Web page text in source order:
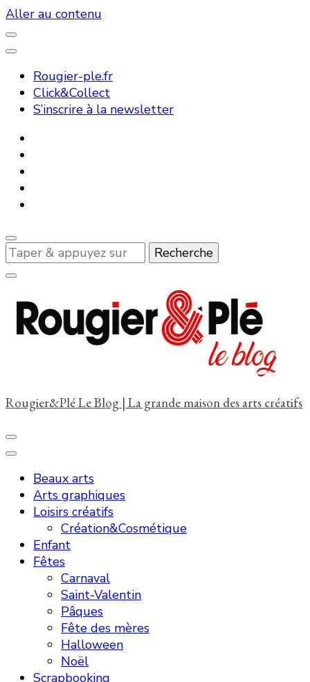
Aller au contenu
Rougier-ple.fr
Click&Collect
S’inscrire à la newsletter
Vous
recherchiez
quelque
chose
Rougier&Plé Le Blog | La grande maison des arts créatifs
Beaux arts
Arts graphiques
Loisirs créatifs
Création&Cosmétique
Enfant
Fêtes
Carnaval
Saint-Valentin
Pâques
Fête des mères
Halloween
Noël
Scrapbooking